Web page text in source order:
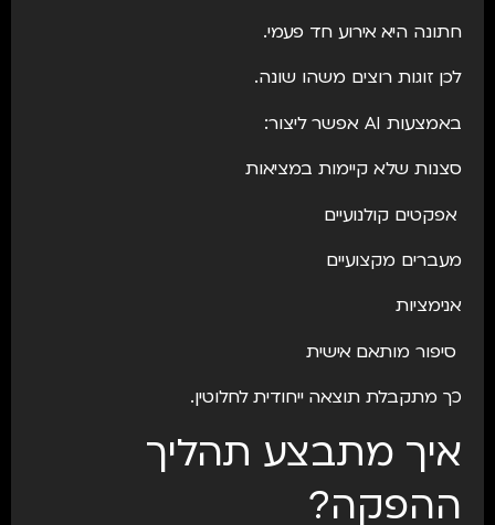
חתונה היא אירוע חד פעמי.
לכן זוגות רוצים משהו שונה.
באמצעות AI אפשר ליצור:
סצנות שלא קיימות במציאות
אפקטים קולנועיים
מעברים מקצועיים
אנימציות
סיפור מותאם אישית
כך מתקבלת תוצאה ייחודית לחלוטין.
איך מתבצע תהליך
ההפקה?